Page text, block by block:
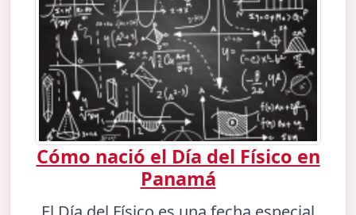
Cómo nació el Día del Físico en
Panamá